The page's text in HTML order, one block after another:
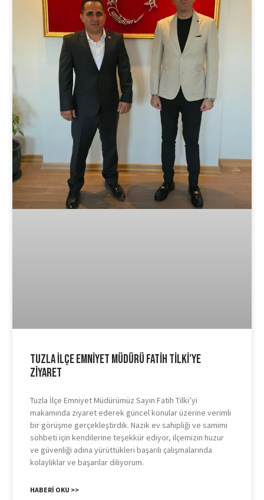
Tuzla İlçe Emniyet Müdürü Fatih Tilki’ye
Ziyaret
Tuzla İlçe Emniyet Müdürümüz Sayın Fatih Tilki’yi
makamında ziyaret ederek güncel konular üzerine verimli
bir görüşme gerçekleştirdik. Nazik ev sahipliği ve samimi
sohbeti için kendilerine teşekkür ediyor, ilçemizin huzur
ve güvenliği adına yürüttükleri başarılı çalışmalarında
kolaylıklar ve başarılar diliyorum.
HABERI OKU >>